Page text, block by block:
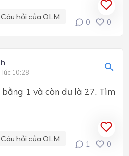
Câu hỏi của OLM
0 0
lúc 10:28
bằng 1 và còn dư là 27. Tìm
Câu hỏi của OLM
1 0